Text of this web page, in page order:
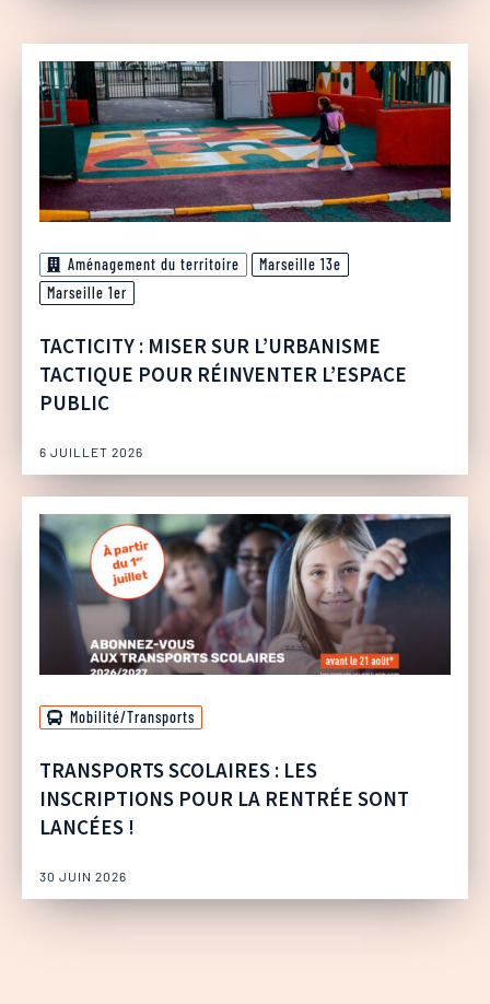
Aménagement du territoire
Marseille 13e
Marseille 1er
TACTICITY : MISER SUR L’URBANISME
TACTIQUE POUR RÉINVENTER L’ESPACE
PUBLIC
6 JUILLET 2026
Mobilité/Transports
TRANSPORTS SCOLAIRES : LES
INSCRIPTIONS POUR LA RENTRÉE SONT
LANCÉES !
30 JUIN 2026